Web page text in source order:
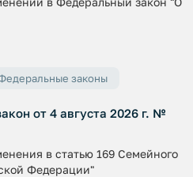
законы
от 4 августа 2026 г. №
в статью 169 Семейного
Федерации"